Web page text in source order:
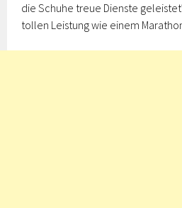
die Schuhe treue Dienste
tollen Leistung wie einem